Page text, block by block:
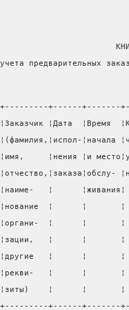
предварительных
+------+-------
¦Дата  ¦Время
¦нения ¦и
¦
¦      ¦
¦      ¦
¦      ¦
¦      ¦
¦      ¦
¦      ¦
+------+-------